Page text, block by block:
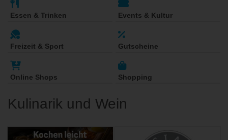
Essen & Trinken Events & Kultur
Freizeit & Sport Gutscheine
Online Shops Shopping
Kulinarik und Wein